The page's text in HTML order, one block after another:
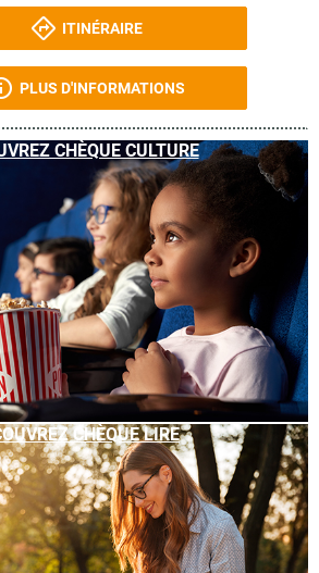
ITINÉRAIRE
PLUS D'INFORMATIONS
CHÈQUE CULTURE
CHÈQUE LIRE